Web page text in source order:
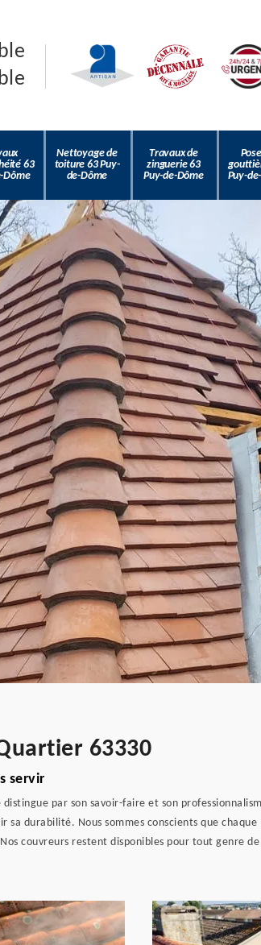
63
Dôme
Nettoyage de
toiture 63 Puy-
de-Dôme
Travaux de
zinguerie 63
Puy-de-Dôme
Puy-
63330
servir
par son savoir-faire et son
durabilité. Nous sommes conscients que
couvreurs restent disponibles pour tout genre